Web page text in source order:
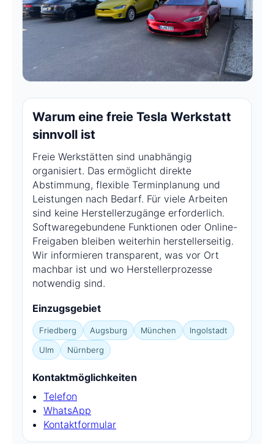
Warum eine freie Tesla Werkstatt
sinnvoll ist
Freie Werkstätten sind unabhängig
organisiert. Das ermöglicht direkte
Abstimmung, flexible Terminplanung und
Leistungen nach Bedarf. Für viele Arbeiten
sind keine Herstellerzugänge erforderlich.
Softwaregebundene Funktionen oder Online-
Freigaben bleiben weiterhin herstellerseitig.
Wir informieren transparent, was vor Ort
machbar ist und wo Herstellerprozesse
notwendig sind.
Einzugsgebiet
Friedberg Augsburg München
Ingolstadt
Ulm
Nürnberg
Kontaktmöglichkeiten
Telefon
WhatsApp
Kontaktformular